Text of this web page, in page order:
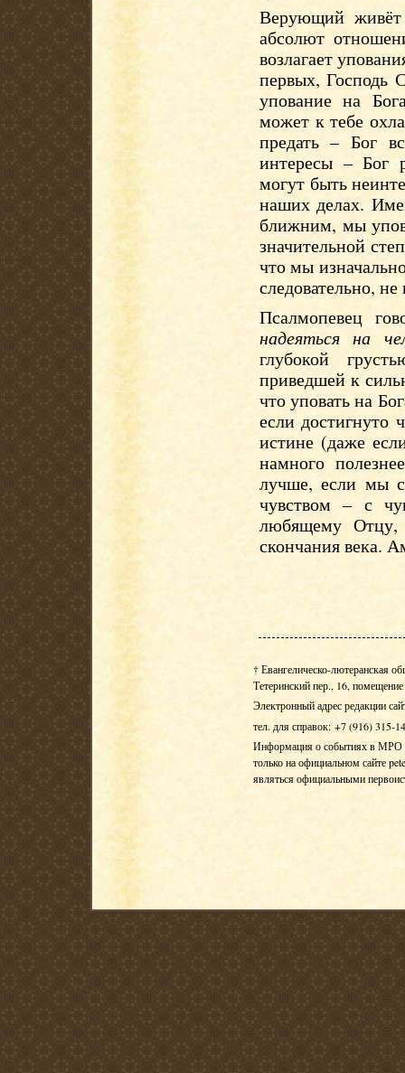
Верующий живёт
абсолют
возлагает
первых, Господь
упование на
может к тебе
предать – Бог
интересы – Бог
могут быть
наших делах.
ближним, мы
значительной
что мы
следовательно,
Псалмопевец
надеяться на
глубокой
приведшей к
что уповать на
если достигнуто
истине (даже
намного
лучше, если мы
чувством – с
любящему
скончания века.
† Евангелическо-лютеранская
Тетеринский пер., 16,
Электронный адрес редакции
тел. для справок: +7 (916) 315-
Информация о событиях в МРО
только на официальном сайте
являться официальными